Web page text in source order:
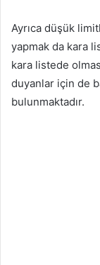
Ayrıca düşük
yapmak da kara
kara listede
duyanlar için de
bulunmaktadır.